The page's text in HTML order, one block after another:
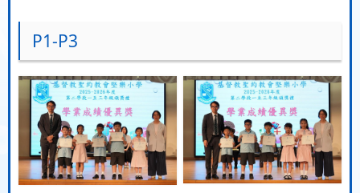
P1-P3